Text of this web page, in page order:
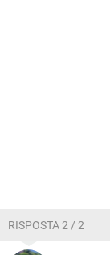
RISPOSTA 2 / 2